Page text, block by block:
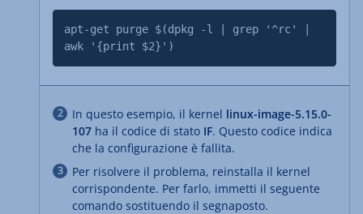
apt-get purge $(dpkg -l | grep '^rc' |
awk '{print $2}')
In questo esempio, il kernel linux-image-5.15.0-
107 ha il codice di stato IF. Questo codice indica
che la configurazione è fallita.
Per risolvere il problema, reinstalla il kernel
corrispondente. Per farlo, immetti il seguente
comando sostituendo il segnaposto.